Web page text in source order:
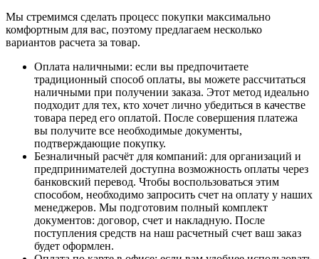
Мы стремимся сделать процесс покупки максимально
комфортным для вас, поэтому предлагаем несколько
вариантов расчета за товар.
Оплата наличными: если вы предпочитаете
традиционный способ оплаты, вы можете рассчитаться
наличными при получении заказа. Этот метод идеально
подходит для тех, кто хочет лично убедиться в качестве
товара перед его оплатой. После совершения платежа
вы получите все необходимые документы,
подтверждающие покупку.
Безналичный расчёт для компаний: для организаций и
предпринимателей доступна возможность оплаты через
банковский перевод. Чтобы воспользоваться этим
способом, необходимо запросить счет на оплату у наших
менеджеров. Мы подготовим полный комплект
документов: договор, счет и накладную. После
поступления средств на наш расчетный счет ваш заказ
будет оформлен.